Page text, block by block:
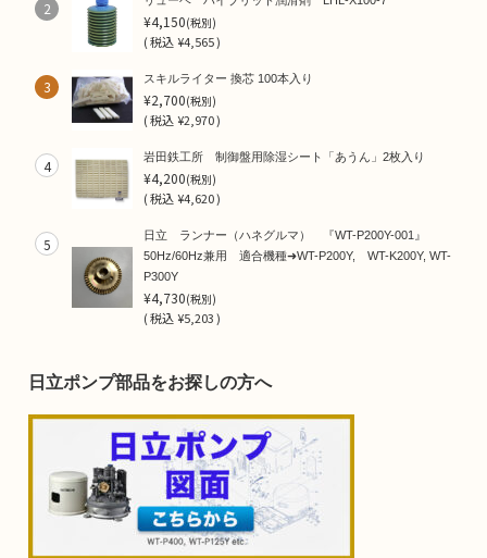
2
¥4,150(税別)
(税込¥4,565 )
3 スキルライター 換芯 100本入り
¥2,700(税別)
(税込¥2,970 )
4 岩田鉄工所 制御盤用除湿シート「あうん」2枚入り
¥4,200(税別)
(税込¥4,620 )
5
日立 ランナー（ハネグルマ） 『WT-P200Y-001』
50Hz/60Hz兼用 適合機種➜WT-P200Y, WT-K200Y, WT-
P300Y
¥4,730(税別)
(税込¥5,203 )
日立ポンプ部品をお探しの方へ